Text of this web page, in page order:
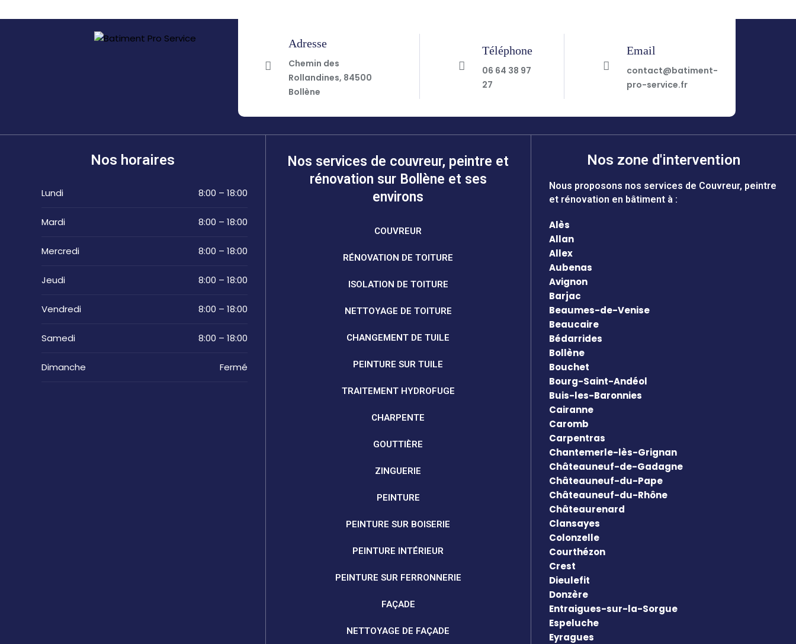
Adresse
Chemin des
Rollandines, 84500
Bollène
Téléphone
06 64 38 97
27
Email
contact@batiment-
pro-service.fr
Nos horaires
Lundi 8:00 – 18:00
Mardi 8:00 – 18:00
Mercredi 8:00 – 18:00
Jeudi 8:00 – 18:00
Vendredi 8:00 – 18:00
Samedi 8:00 – 18:00
Dimanche Fermé
Nos services de couvreur, peintre et
rénovation sur Bollène et ses
environs
COUVREUR
RÉNOVATION DE TOITURE
ISOLATION DE TOITURE
NETTOYAGE DE TOITURE
CHANGEMENT DE TUILE
PEINTURE SUR TUILE
TRAITEMENT HYDROFUGE
CHARPENTE
GOUTTIÈRE
ZINGUERIE
PEINTURE
PEINTURE SUR BOISERIE
PEINTURE INTÉRIEUR
PEINTURE SUR FERRONNERIE
FAÇADE
NETTOYAGE DE FAÇADE
Nos zone d'intervention
Nous proposons nos services de Couvreur, peintre
et rénovation en bâtiment à :
Alès
Allan
Allex
Aubenas
Avignon
Barjac
Beaumes-de-Venise
Beaucaire
Bédarrides
Bollène
Bouchet
Bourg-Saint-Andéol
Buis-les-Baronnies
Cairanne
Caromb
Carpentras
Chantemerle-lès-Grignan
Châteauneuf-de-Gadagne
Châteauneuf-du-Pape
Châteauneuf-du-Rhône
Châteaurenard
Clansayes
Colonzelle
Courthézon
Crest
Dieulefit
Donzère
Entraigues-sur-la-Sorgue
Espeluche
Eyragues